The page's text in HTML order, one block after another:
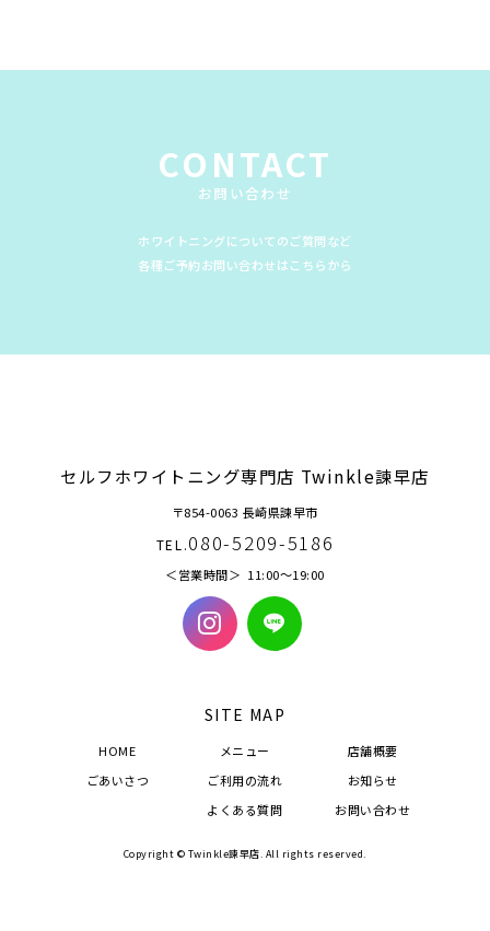
CONTACT
お問い合わせ
ホワイトニングについてのご質問など
各種ご予約お問い合わせはこちらから
セルフホワイトニング専門店 Twinkle諫早店
〒854-0063 長崎県諫早市
TEL.080-5209-5186
営業時間 11:00〜19:00
SITE MAP
HOME
ごあいさつ
メニュー
ご利用の流れ
よくある質問
店舗概要
お知らせ
お問い合わせ
Copyright © Twinkle諫早店. All rights reserved.